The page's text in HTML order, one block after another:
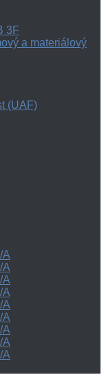
3F
a materiálový
(UAF)
A
A
A
A
A
A
A
A
A